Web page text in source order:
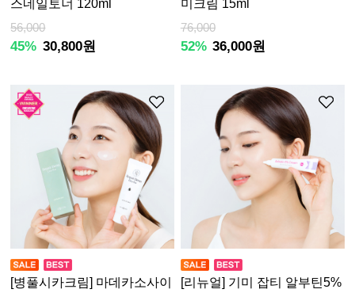
스네일토너 120ml
56,000
45% 30,800원
미크림 15ml
76,000
52% 36,000원
[병풀시카크림] 마데카소사이
[리뉴얼] 기미 잡티 알부틴5%